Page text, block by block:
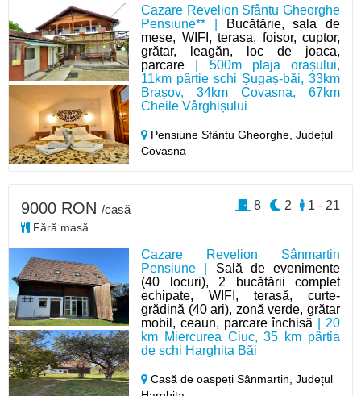
Cazare Revelion Sfântu Gheorghe
Pensiune** |
Bucătărie, sala de
mese, WIFI, terasa, foisor, cuptor,
grătar, leagăn, loc de joaca,
parcare | 500m plaja orașului,
11km pârtie schi Șugaș-băi, 33km
Brașov, 34km Covasna, 67km
Cheile Vârghișului
Pensiune Sfântu Gheorghe,Județul
Covasna
Cazare Revelion Sânmartin
Pensiune | Sală de evenimente
(40 locuri), 2 bucătării complet
echipate, WIFI, terasă, curte-
grădină (40 ari), zonă verde, grătar
mobil, ceaun, parcare închisă | 20
km Miercurea Ciuc, 35 km pârtia
de schi Harghita Băi
Casă de oaspeți Sânmartin,Județul
9000 RON /casă
Fără masă
1 - 21
2
8